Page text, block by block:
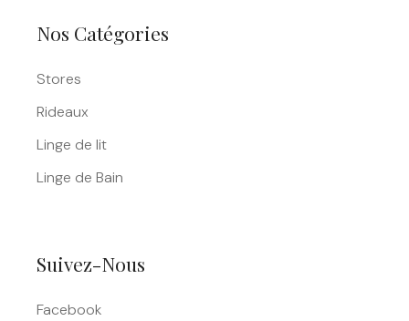
Nos Catégories
Stores
Rideaux
Linge de lit
Linge de Bain
Suivez-Nous
Facebook